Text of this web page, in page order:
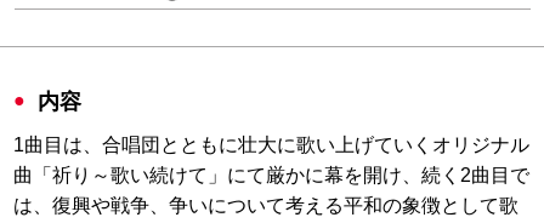
内容
1曲目は、合唱団とともに壮大に歌い上げていくオリジナル
曲「祈り～歌い続けて」にて厳かに幕を開け、続く2曲目で
は、復興や戦争、争いについて考える平和の象徴として歌